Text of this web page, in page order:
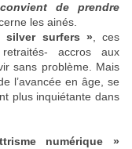
de prendre
les ainés.
silver surfers » , ces
accros aux
sans problème. Mais
l’avancée en âge, se
plus inquiétante dans
numérique »